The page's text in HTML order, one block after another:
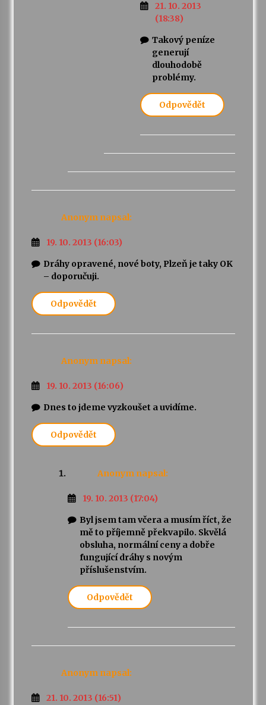
21. 10. 2013
(18:38)
Takový peníze
generují
dlouhodobě
problémy.
Odpovědět
Anonym napsal:
19. 10. 2013 (16:03)
Dráhy opravené, nové boty, Plzeň je taky OK
– doporučuji.
Odpovědět
Anonym napsal:
19. 10. 2013 (16:06)
Dnes to jdeme vyzkoušet a uvidíme.
Odpovědět
Anonym napsal:
19. 10. 2013 (17:04)
Byl jsem tam včera a musím říct, že
mě to příjemně překvapilo. Skvělá
obsluha, normální ceny a dobře
fungující dráhy s novým
příslušenstvím.
Odpovědět
Anonym napsal:
21. 10. 2013 (16:51)